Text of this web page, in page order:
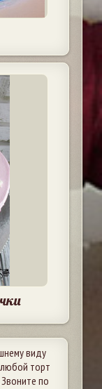
виду
торт
Звоните по